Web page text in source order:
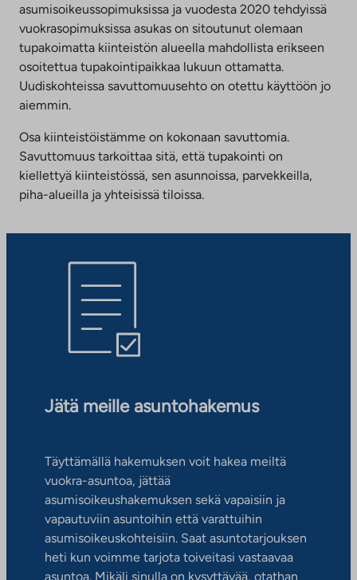
asumisoikeussopimuksissa ja vuodesta 2020 tehdyissä
vuokrasopimuksissa asukas on sitoutunut olemaan
tupakoimatta kiinteistön alueella mahdollista erikseen
osoitettua tupakointipaikkaa lukuun ottamatta.
Uudiskohteissa savuttomuusehto on otettu käyttöön jo
aiemmin.
Osa kiinteistöistämme on kokonaan savuttomia.
Savuttomuus tarkoittaa sitä, että tupakointi on
kiellettyä kiinteistössä, sen asunnoissa, parvekkeilla,
piha-alueilla ja yhteisissä tiloissa.
Jätä meille asuntohakemus
Täyttämällä hakemuksen voit hakea meiltä
vuokra-asuntoa, jättää
asumisoikeushakemuksen sekä vapaisiin ja
vapautuviin asuntoihin että varattuihin
asumisoikeuskohteisiin. Saat asuntotarjouksen
heti kun voimme tarjota toiveitasi vastaavaa
asuntoa. Mikäli sinulla on kysyttävää, otathan